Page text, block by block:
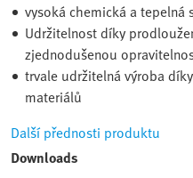
vysoká chemická a tepelná
Udržitelnost díky
zjednodušenou
trvale udržitelná výroba
materiálů
Další přednosti produktu
Downloads